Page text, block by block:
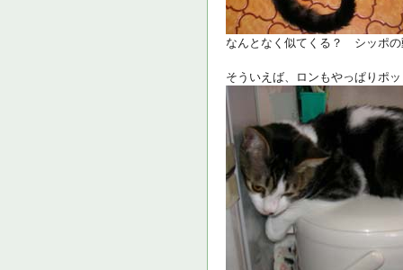
なんとなく似てくる？ シッポの
そういえば、ロンもやっぱりポ